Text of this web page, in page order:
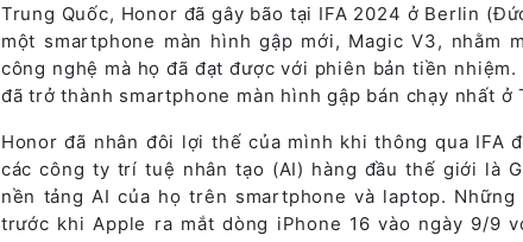
Trung Quốc, Honor đã gây bão tại IFA 2024 ở Berlin
một smartphone màn hình gập mới, Magic V3, nhằm
công nghệ mà họ đã đạt được với phiên bản tiền
đã trở thành smartphone màn hình gập bán chạy nhất ở
Honor đã nhân đôi lợi thế của mình khi thông qua IFA
các công ty trí tuệ nhân tạo (AI) hàng đầu thế giới là
nền tảng AI của họ trên smartphone và laptop.
trước khi Apple ra mắt dòng iPhone 16 vào ngày 9/9